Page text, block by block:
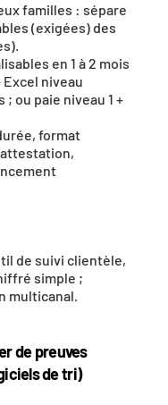
familles : sépare
(exigées) des
en 1 à 2 mois
niveau
ou paie niveau 1 +
format
de suivi clientèle,
simple ;
multicanal.
de preuves
de tri)